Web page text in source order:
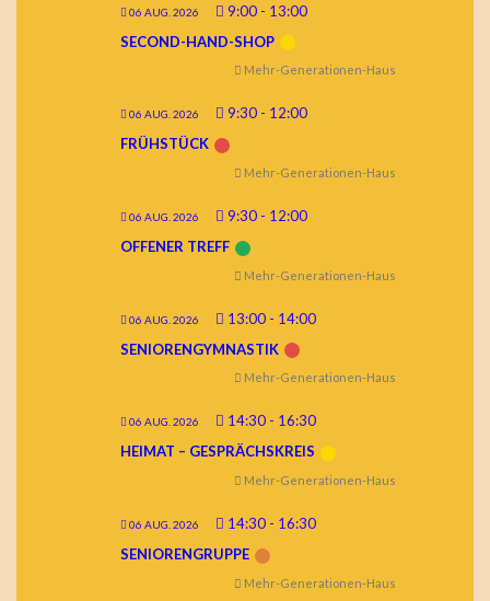
06 AUG. 2026 9:00 - 13:00
SECOND-HAND-SHOP
Mehr-Generationen-Haus
06 AUG. 2026 9:30 - 12:00
FRÜHSTÜCK
Mehr-Generationen-Haus
06 AUG. 2026 9:30 - 12:00
OFFENER TREFF
Mehr-Generationen-Haus
06 AUG. 2026 13:00 - 14:00
SENIORENGYMNASTIK
Mehr-Generationen-Haus
06 AUG. 2026 14:30 - 16:30
HEIMAT – GESPRÄCHSKREIS
Mehr-Generationen-Haus
06 AUG. 2026 14:30 - 16:30
SENIORENGRUPPE
Mehr-Generationen-Haus